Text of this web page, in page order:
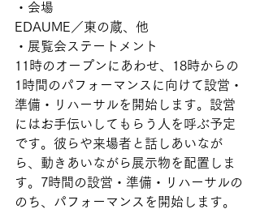
・会場
EDAUME／東の蔵、他
・展覧会ステートメント
11時のオープンにあわせ、18時からの
1時間のパフォーマンスに向けて設営・
準備・リハーサルを開始します。設営
にはお手伝いしてもらう人を呼ぶ予定
です。彼らや来場者と話しあいなが
ら、動きあいながら展示物を配置しま
す。7時間の設営・準備・リハーサルの
のち、パフォーマンスを開始します。